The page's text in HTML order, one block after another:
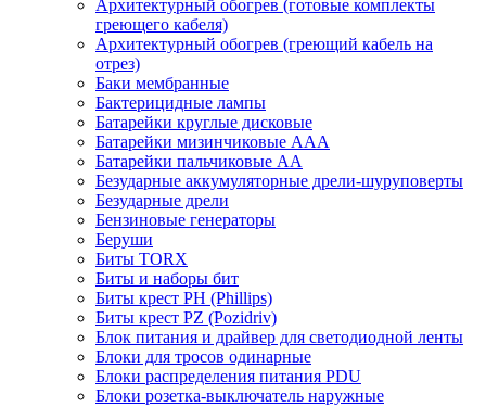
Архитектурный обогрев (готовые комплекты
греющего кабеля)
Архитектурный обогрев (греющий кабель на
отрез)
Баки мембранные
Бактерицидные лампы
Батарейки круглые дисковые
Батарейки мизинчиковые ААА
Батарейки пальчиковые АА
Безударные аккумуляторные дрели-шуруповерты
Безударные дрели
Бензиновые генераторы
Беруши
Биты TORX
Биты и наборы бит
Биты крест PH (Phillips)
Биты крест PZ (Pozidriv)
Блок питания и драйвер для светодиодной ленты
Блоки для тросов одинарные
Блоки распределения питания PDU
Блоки розетка-выключатель наружные